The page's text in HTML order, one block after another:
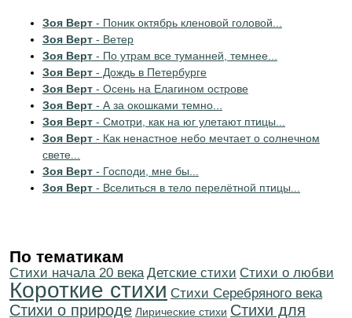
Зоя Верт - Поник октябрь кленовой головой...
Зоя Верт - Ветер
Зоя Верт - По утрам все туманней, темнее...
Зоя Верт - Дождь в Петербурге
Зоя Верт - Осень на Елагином острове
Зоя Верт - А за окошками темно...
Зоя Верт - Смотри, как на юг улетают птицы...
Зоя Верт - Как ненастное небо мечтает о солнечном
свете...
Зоя Верт - Господи, мне бы...
Зоя Верт - Вселиться в тело перелётной птицы...
По тематикам
Cтихи начала 20 века Детские стихи Стихи о любви
Короткие стихи Cтихи Серебряного века
Стихи о природе Лирические стихи Стихи для